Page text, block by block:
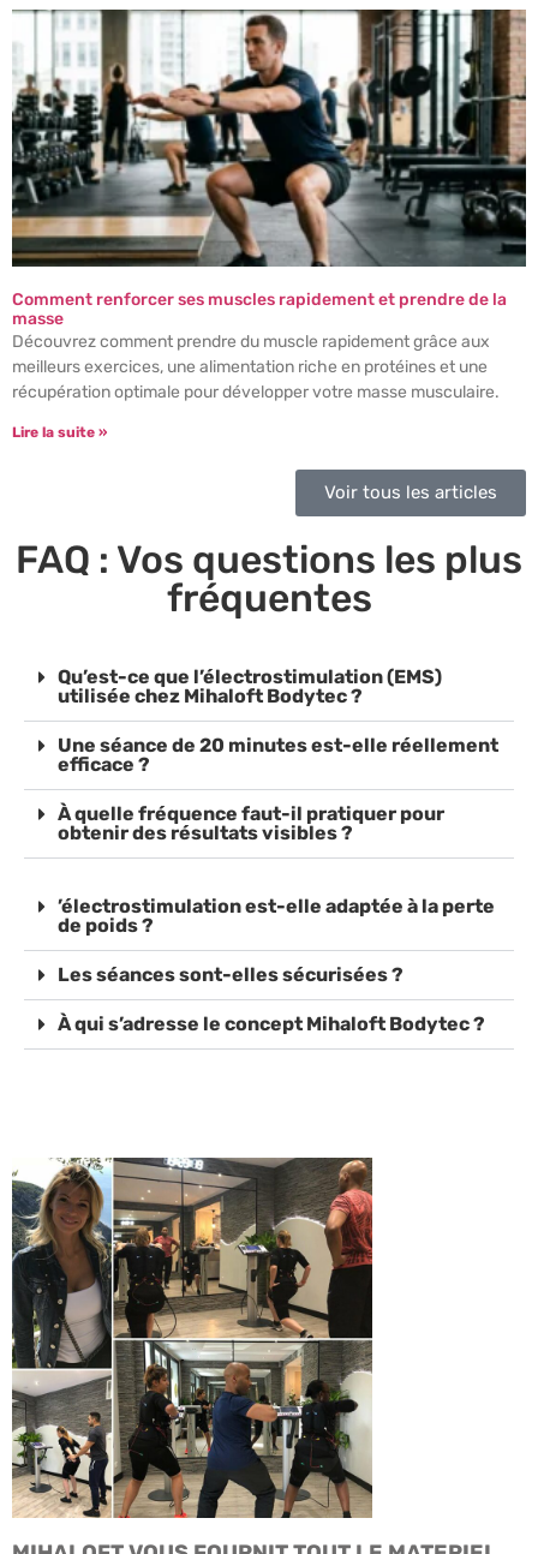
Comment renforcer ses muscles rapidement et prendre de la
masse
Découvrez comment prendre du muscle rapidement grâce aux
meilleurs exercices, une alimentation riche en protéines et une
récupération optimale pour développer votre masse musculaire.
Lire la suite »
Voir tous les articles
FAQ : Vos questions les plus
fréquentes
Qu’est-ce que l’électrostimulation (EMS)
utilisée chez Mihaloft Bodytec ?
Une séance de 20 minutes est-elle réellement
efficace ?
À quelle fréquence faut-il pratiquer pour
obtenir des résultats visibles ?
’électrostimulation est-elle adaptée à la perte
de poids ?
Les séances sont-elles sécurisées ?
À qui s’adresse le concept Mihaloft Bodytec ?